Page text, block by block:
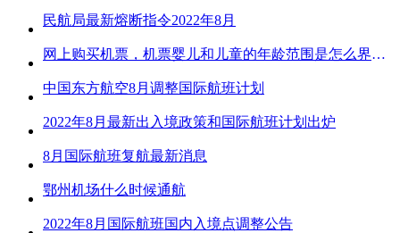
民航局最新熔断指令2022年8月
网上购买机票，机票婴儿和儿童的年龄范围是怎么界定的？
中国东方航空8月调整国际航班计划
2022年8月最新出入境政策和国际航班计划出炉
8月国际航班复航最新消息
鄂州机场什么时候通航
2022年8月国际航班国内入境点调整公告